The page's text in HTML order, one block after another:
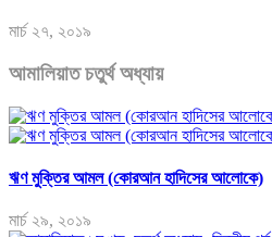
মার্চ ২৭, ২০১৯
আমালিয়াত চতুর্থ অধ্যায়
ঋণ মুক্তির আমল (কোরআন হাদিসের আলোকে)
মার্চ ২৯, ২০১৯